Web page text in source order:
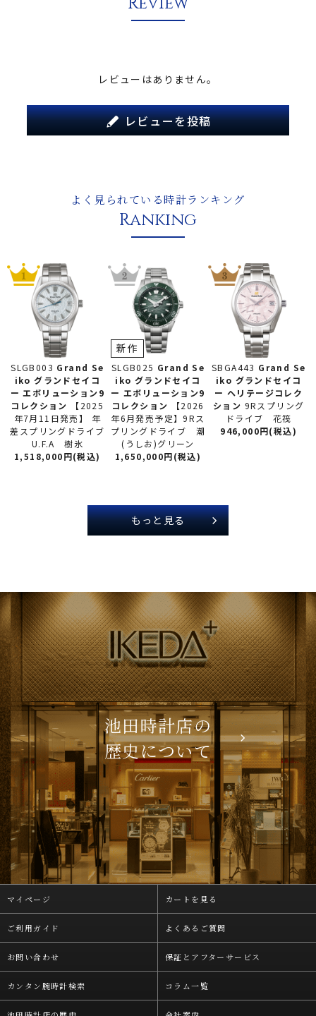
レビューはありません。
レビューを投稿
よく見られている時計ランキング
Ranking
SLGB003 Grand Se
iko グランドセイコ
ー エボリューション9
コレクション
【2025
年7月11日発売】 年
差スプリングドライブ
U.F.A 樹氷
1,518,000円(税込)
SLGB025 Grand Se
iko グランドセイコ
ー エボリューション9
コレクション
【2026
年6月発売予定】9Rス
プリングドライブ 潮
(うしお)グリーン
新作
1,650,000円(税込)
SBGA443 Grand Se
iko グランドセイコ
ー ヘリテージコレク
ション 9Rスプリング
ドライブ 花筏
946,000円(税込)
もっと見る
池田時計店の
歴史について
マイページ カートを見る
ご利用ガイド よくあるご質問
お問い合わせ 保証とアフターサービス
カンタン腕時計検索 コラム一覧